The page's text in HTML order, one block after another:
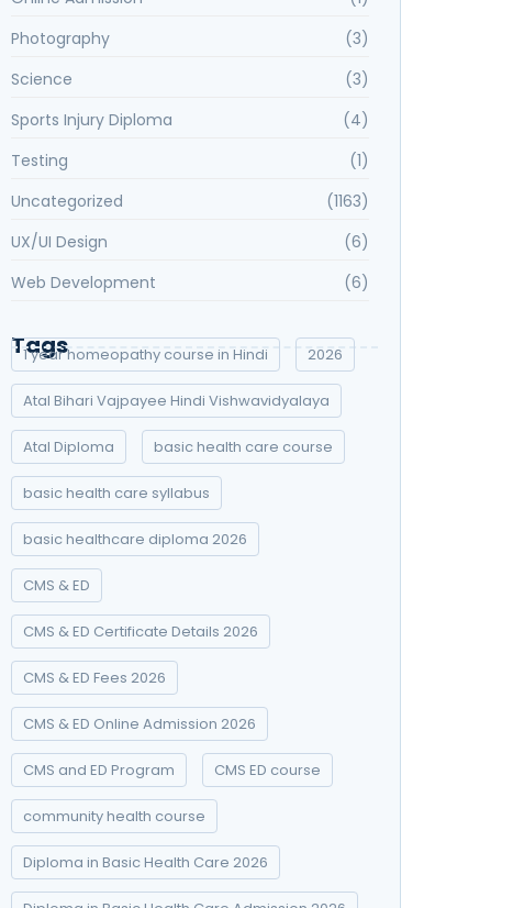
Photography
(3)
Science
(3)
Sports Injury Diploma
(4)
Testing
(1)
Uncategorized
(1163)
UX/UI Design
(6)
Web Development
(6)
Tags
1 year homeopathy course in Hindi 2026
Atal Bihari Vajpayee Hindi Vishwavidyalaya
Atal Diploma basic health care course
basic health care syllabus
basic healthcare diploma 2026
CMS & ED
CMS & ED Certificate Details 2026
CMS & ED Fees 2026
CMS & ED Online Admission 2026
CMS and ED Program CMS ED course
community health course
Diploma in Basic Health Care 2026